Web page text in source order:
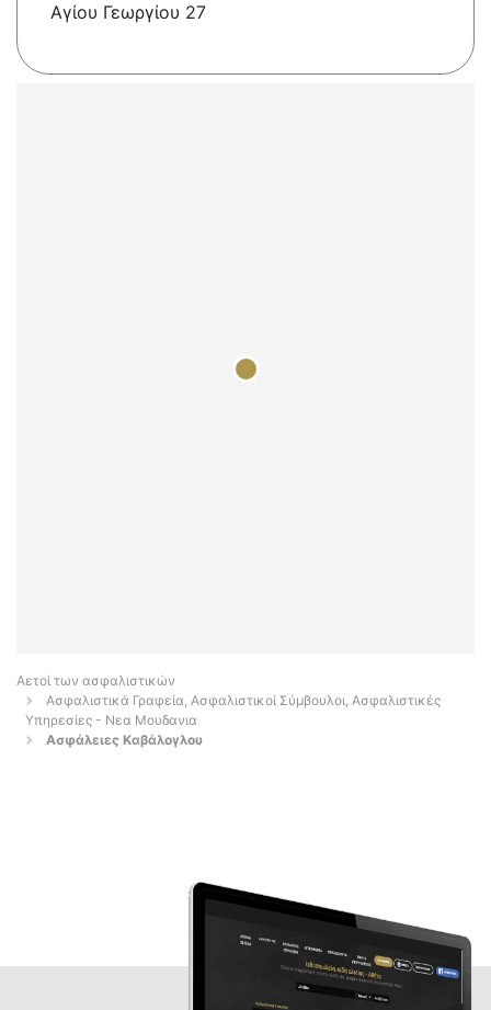
Αγίου Γεωργίου 27
Αετοί των ασφαλιστικών
Ασφαλιστικά Γραφεία, Ασφαλιστικοί Σύμβουλοι, Ασφαλιστικές
Υπηρεσίες - Νεα Μουδανια
Ασφάλειες Καβάλογλου